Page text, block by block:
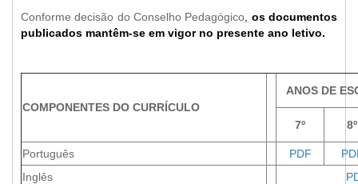
Conforme decisão do Conselho Pedagógico os documentos
publicados mantêm-se em vigor no presente ano letivo.
COMPONENTES DO CURRÍCULO
ANOS DE
7º 8º
Português PDF
Inglês